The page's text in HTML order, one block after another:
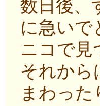
数日後、
に急いで
ニコで見
それから
まわっ